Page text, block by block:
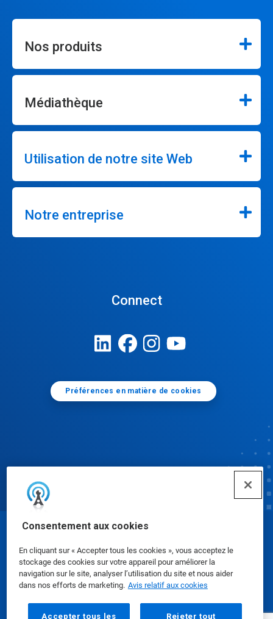
Consentement aux cookies
En cliquant sur « Accepter tous les cookies », vous acceptez le
stockage des cookies sur votre appareil pour améliorer la
navigation sur le site, analyser l’utilisation du site et nous aider
dans nos efforts de marketing. Avis relatif aux cookies
Accepter tous les Rejeter tout
Nos produits
Médiathèque
Utilisation de notre site Web
Notre entreprise
Connect
Préférences en matière de cookies
Fiches signalétiques|Politique de confidentialité
Modalités d'utilisation